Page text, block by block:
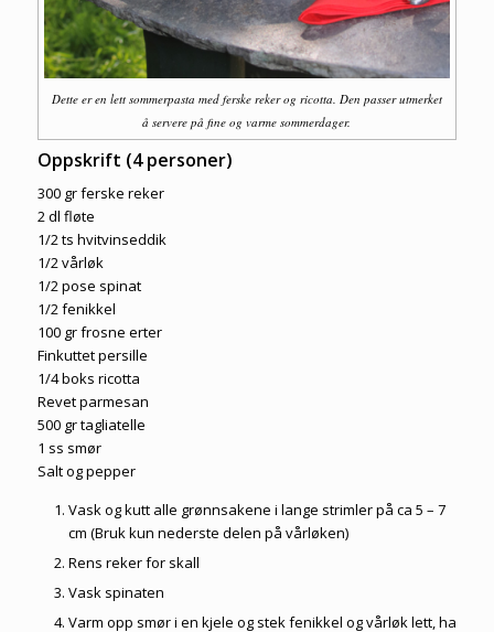
Dette er en lett sommerpasta med ferske reker og ricotta. Den passer utmerket
å servere på fine og varme sommerdager.
Oppskrift (4 personer)
300 gr ferske reker
2 dl fløte
1/2 ts hvitvinseddik
1/2 vårløk
1/2 pose spinat
1/2 fenikkel
100 gr frosne erter
Finkuttet persille
1/4 boks ricotta
Revet parmesan
500 gr tagliatelle
1 ss smør
Salt og pepper
Vask og kutt alle grønnsakene i lange strimler på ca 5 – 7
cm (Bruk kun nederste delen på vårløken)
Rens reker for skall
Vask spinaten
Varm opp smør i en kjele og stek fenikkel og vårløk lett, ha